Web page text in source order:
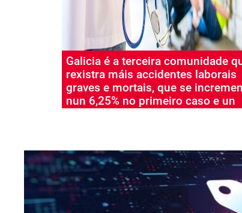
Galicia é a terceira comunidade
rexistra máis accidentes laborais
graves e mortais, que se
nun 6,25% no primeiro caso e un